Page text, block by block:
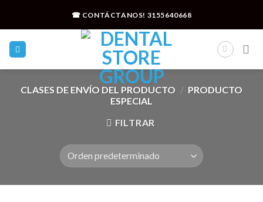
☎ CONTÁCTANOS! 3155640668
CLASES DE ENVÍO DEL PRODUCTO / PRODUCTO
ESPECIAL
FILTRAR